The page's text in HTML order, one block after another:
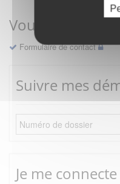
Vous avez une
Formulaire de contact
Suivre mes
Je me connecte